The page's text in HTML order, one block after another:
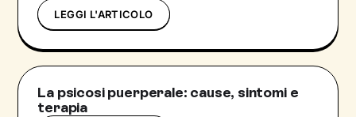
LEGGI L'ARTICOLO
La psicosi puerperale: cause, sintomi e
terapia